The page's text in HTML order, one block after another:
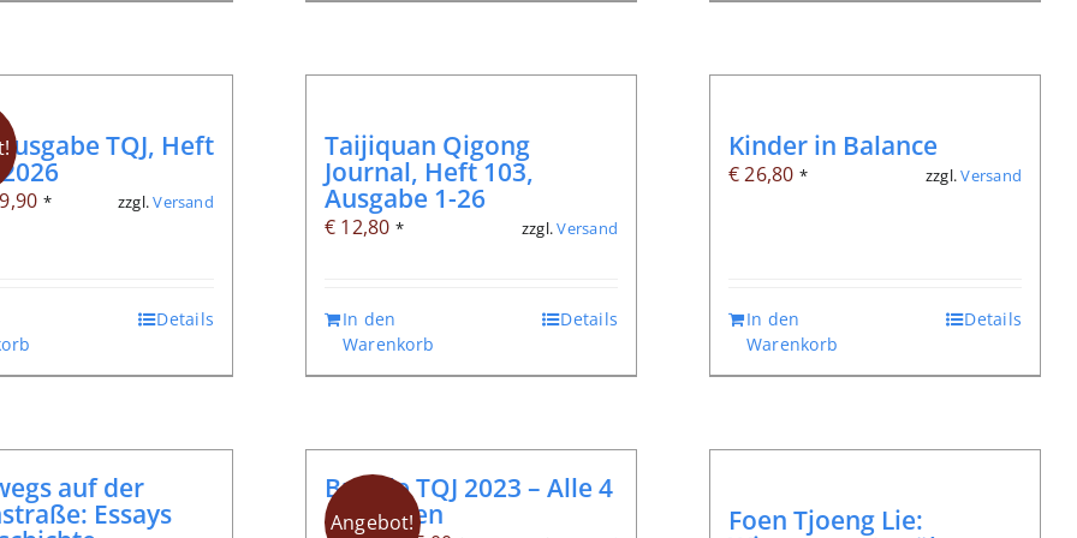
TQJ, Heft
9,90Aktueller
* zzgl.Versand
Details
Taijiquan Qigong
Journal, Heft 103,
Ausgabe 1-26
€ 12,80 * zzgl.Versand
In den
Warenkorb
Details
Kinder in Balance
€26,80 * zzgl.Versand
In den
Warenkorb
Details
auf der
Essays Angebot!
Bundle TQJ 2023 – Alle 4
Ausgaben Foen Tjoeng Lie: